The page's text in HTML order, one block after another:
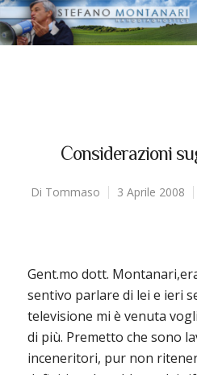
Considerazioni
Di Tommaso 3 Aprile 2008
Gent.mo dott.
sentivo parlare di lei e ieri
televisione mi è venuta
di più. Premetto che sono
inceneritori, pur non